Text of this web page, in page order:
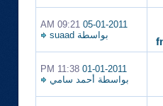
05-01-2011
09:21 AM
بواسطة suaad
01-01-2011
11:38 PM
بواسطة أحمد سامي